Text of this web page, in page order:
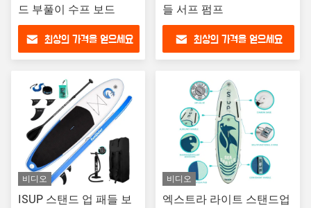
드 부풀이 수프 보드
최상의 가격을 얻으세요
들 서프 펌프
최상의 가격을 얻으세요
비디오
ISUP 스탠드 업 패들 보
비디오
엑스트라 라이트 스탠드업